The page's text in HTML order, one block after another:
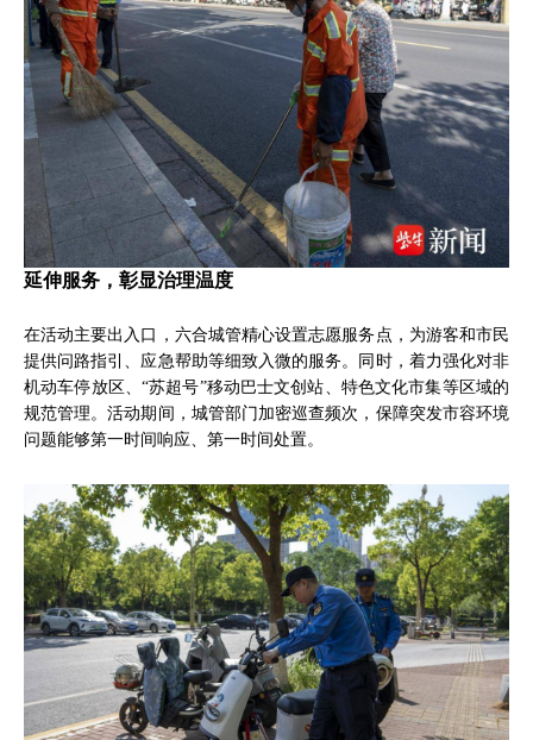
延伸服务，彰显治理温度
在活动主要出入口，六合城管精心设置志愿服务点，为游客和市民
提供问路指引、应急帮助等细致入微的服务。同时，着力强化对非
机动车停放区、“苏超号”移动巴士文创站、特色文化市集等区域的
规范管理。活动期间，城管部门加密巡查频次，保障突发市容环境
问题能够第一时间响应、第一时间处置。